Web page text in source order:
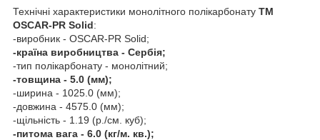
Технічні характеристики монолітного полікарбонату ТМ
OSCAR-PR Solid:
-виробник - OSCAR-PR Solid;
-країна виробництва - Сербія;
-тип полікарбонату - монолітний;
-товщина - 5.0 (мм);
-ширина - 1025.0 (мм);
-довжина - 4575.0 (мм);
-щільність - 1.19 (р./см. куб);
-питома вага - 6.0 (кг/м. кв.);